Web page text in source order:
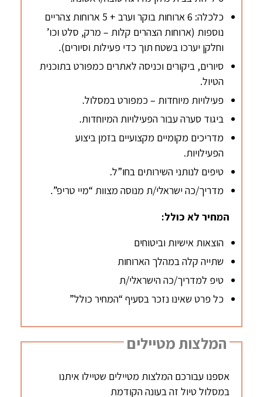
המחיר לא כולל:
הוצאות אישיות וביטוחים
שתייה קלה במהלך הארוחות
טיפ למדריך/כה הישראלי/ת
כל פרט שאינו נזכר בסעיף “המחיר כולל”
כלכלה: 6 ארוחות בוקר וערב + 5 ארוחות צהריים
נוספות (ארוחות הצהרים קלות – מרק, סלט וכו’
וחלקן יערכו בשטח תוך כדי פעילות וסיורים).
סיורים, ביקורים וכניסה לאתרים כמפורט בתוכנית
הטיול.
פעילויות מיוחדות – כמפורט במסלול.
ביגוד סערה עבור הפעילויות המיוחדות.
מדריכים מקומיים מקצועיים בזמן ביצוע
הפעילויות.
טיפים לנותני השירותים בחו”ל.
מדריך/כה ישראלי/ת מנוסה מצוות “מיי טריפ”.
המלצות מטיילים
אספנו עבורכם המלצות מטיילים שטיילו איתנו
במסלול טיול זה בעונה הקודמת